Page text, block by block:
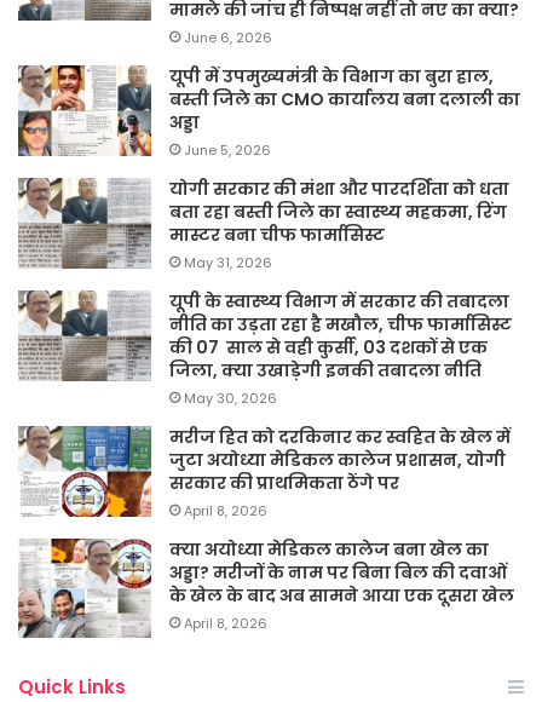
मामले की जांच ही निष्पक्ष नहीं तो नए का क्या?
June 6, 2026
यूपी में उपमुख्यमंत्री के विभाग का बुरा हाल,
बस्ती जिले का CMO कार्यालय बना दलाली का
अड्डा
June 5, 2026
योगी सरकार की मंशा और पारदर्शिता को धता
बता रहा बस्ती जिले का स्वास्थ्य महकमा, रिंग
मास्टर बना चीफ फार्मासिस्ट
May 31, 2026
यूपी के स्वास्थ्य विभाग में सरकार की तबादला
नीति का उड़ता रहा है मखौल, चीफ फार्मासिस्ट
की 07 साल से वही कुर्सी, 03 दशकों से एक
जिला, क्या उखाड़ेगी इनकी तबादला नीति
May 30, 2026
मरीज हित को दरकिनार कर स्वहित के खेल में
जुटा अयोध्या मेडिकल कालेज प्रशासन, योगी
सरकार की प्राथमिकता ठेंगे पर
April 8, 2026
क्या अयोध्या मेडिकल कालेज बना खेल का
अड्डा? मरीजों के नाम पर बिना बिल की दवाओं
के खेल के बाद अब सामने आया एक दूसरा खेल
April 8, 2026
Quick Links